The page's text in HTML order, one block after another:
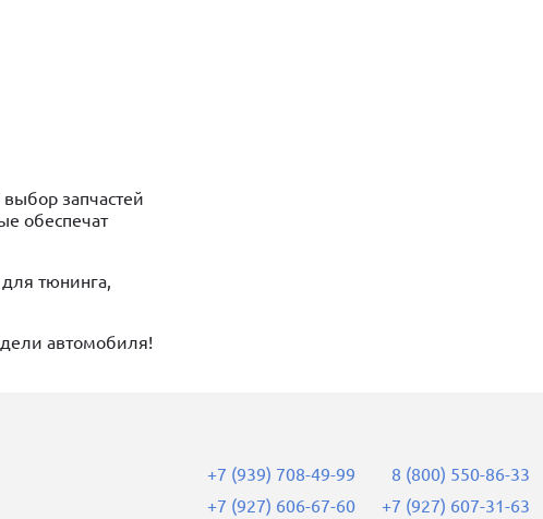
запчастей
обеспечат
тюнинга,
автомобиля!
+7 (939) 708-49-99
+7 (927) 606-67-60
8 (800) 550-86-33
+7 (927) 607-31-63